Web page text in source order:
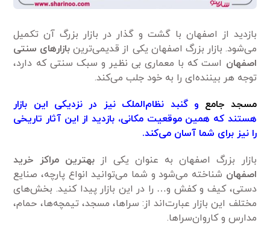
بازدید از اصفهان با گشت و گذار در بازار بزرگ آن تکمیل
می‌شود. بازار بزرگ اصفهان یکی از قدیمی‌ترین بازارهای سنتی
اصفهان است که با معماری بی نظیر و سبک سنتی که دارد،
توجه هر بیننده‌ای را به خود جلب می‌کند.
مسجد جامع و گنبد نظام‌الملک نیز در نزدیکی این بازار
هستند که همین موقعیت مکانی، بازدید از این آثار تاریخی
را نیز برای شما آسان می‌کند.
بازار بزرگ اصفهان به عنوان یکی ازبهترین مراکز خرید
اصفهان شناخته می‌شود و شما می‌توانید انواع پارچه، صنایع
دستی، کیف و کفش و… را در این بازار پیدا کنید. بخش‌های
مختلف این بازار عبارت‌اند از: سراها، مسجد، تیمچه‌ها، حمام،
مدارس و کاروان‌سراها.